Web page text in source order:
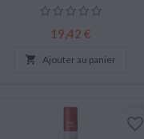
Prix
19,42 €
 Ajouter au panier
favorite_border